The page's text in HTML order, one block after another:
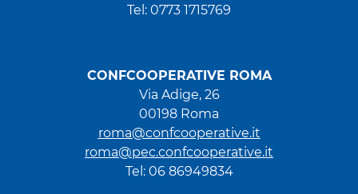
Tel: 0773 1715769
CONFCOOPERATIVE ROMA
Via Adige, 26
00198 Roma
roma@confcooperative.it
roma@pec.confcooperative.it
Tel: 06 86949834